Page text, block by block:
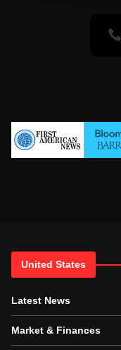
United States
Latest News
Market & Finances